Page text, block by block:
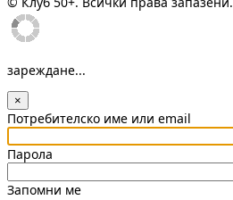
зареждане...
×
Потребителско име или email
Парола
Запомни ме